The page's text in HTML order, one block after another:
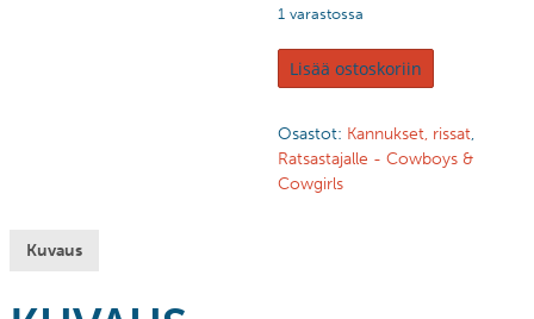
1 varastossa
Lisää ostoskoriin
Osastot: Kannukset, rissat,
Ratsastajalle - Cowboys &
Cowgirls
Kuvaus